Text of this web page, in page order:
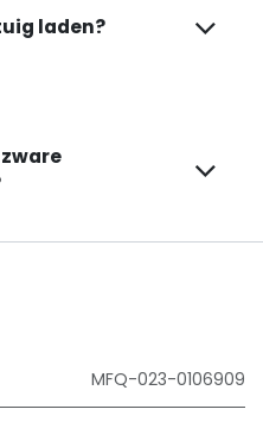
laden?
zware
MFQ-023-0106909